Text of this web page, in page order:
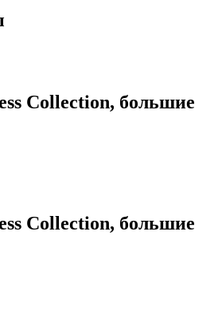
Collection, большие
Collection, большие